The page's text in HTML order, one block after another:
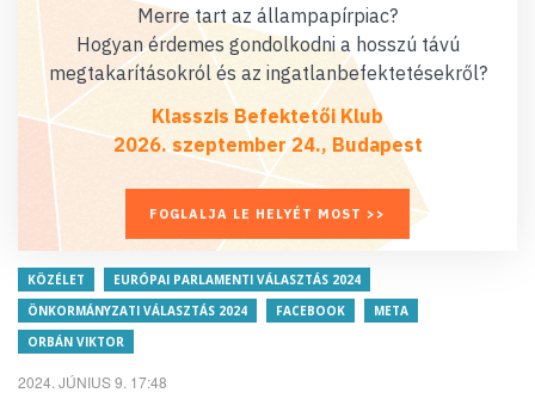
Merre tart az állampapírpiac?
Hogyan érdemes gondolkodni a hosszú távú
megtakarításokról és az ingatlanbefektetésekről?
Klasszis Befektetői Klub
2026. szeptember 24., Budapest
FOGLALJA LE HELYÉT MOST >>
KÖZÉLET
EURÓPAI PARLAMENTI VÁLASZTÁS 2024
ÖNKORMÁNYZATI VÁLASZTÁS 2024
FACEBOOK
META
ORBÁN VIKTOR
2024. JÚNIUS 9. 17:48